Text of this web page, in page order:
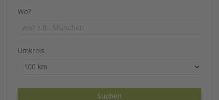
Wo?
Umkreis